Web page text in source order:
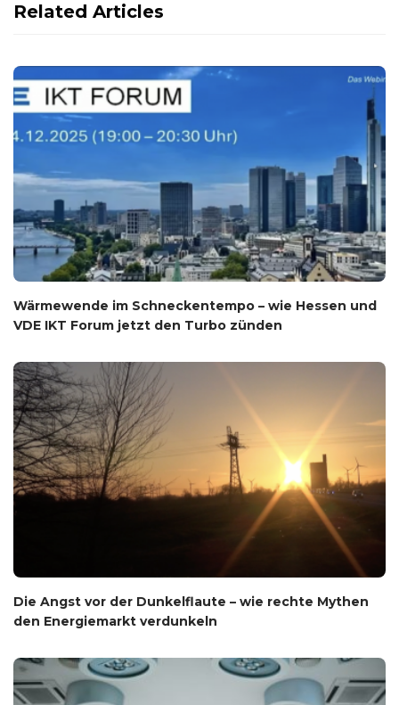
Related Articles
Wärmewende im Schneckentempo – wie Hessen und
VDE IKT Forum jetzt den Turbo zünden
Die Angst vor der Dunkelflaute – wie rechte Mythen
den Energiemarkt verdunkeln